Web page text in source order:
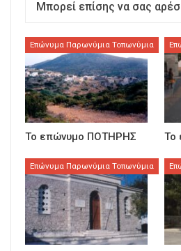
Μπορεί επίσης να σας
Επώνυμα Παρωνύμια Τοπωνύμια
Το επώνυμο ΠΟΤΗΡΗΣ Το
Επώνυμα Παρωνύμια Τοπωνύμια